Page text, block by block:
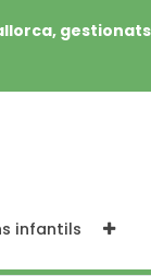
infantils